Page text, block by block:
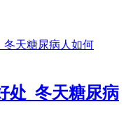
处_冬天糖尿病